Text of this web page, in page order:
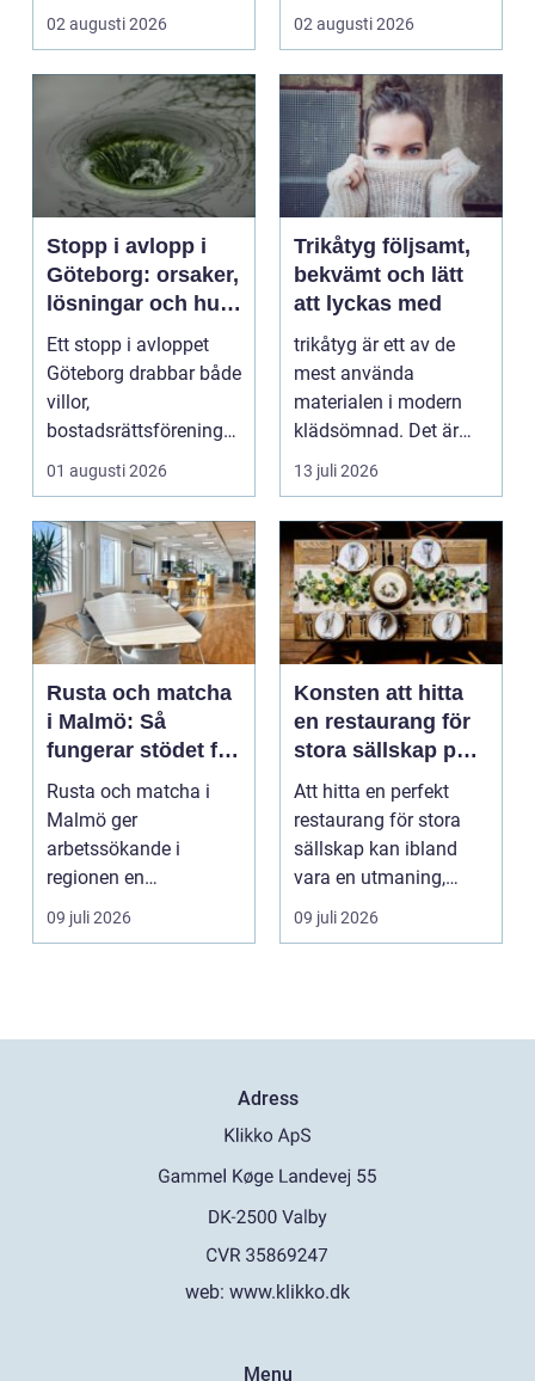
trygghet, tillgängl...
02 augusti 2026
offentliga miljöer. I ...
02 augusti 2026
Stopp i avlopp i
Göteborg: orsaker,
lösningar och hur
problem kan
undvikas
Ett stopp i avloppet
Göteborg drabbar både
villor,
bostadsrättsföreningar
och h...
01 augusti 2026
Trikåtyg följsamt,
bekvämt och lätt
att lyckas med
trikåtyg är ett av de
mest använda
materialen i modern
klädsömnad. Det är
mjukt, elastiskt och
formb...
13 juli 2026
Rusta och matcha
i Malmö: Så
fungerar stödet för
dig som söker
jobb
Rusta och matcha i
Malmö ger
arbetssökande i
regionen en
strukturerad och
personlig vä...
09 juli 2026
Konsten att hitta
en restaurang för
stora sällskap på
Östermalm i
Stockholm
Att hitta en perfekt
restaurang för stora
sällskap kan ibland
vara en utmaning,
särsk...
09 juli 2026
Adress
web: www.klikko.dk
Menu